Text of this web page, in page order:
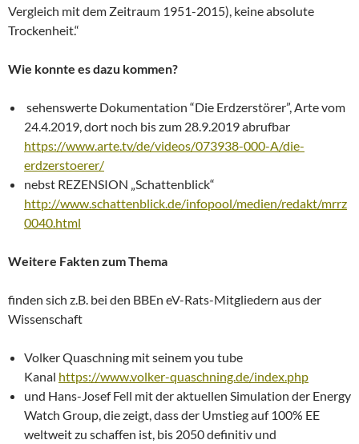
Vergleich mit dem Zeitraum 1951-2015), keine absolute
Trockenheit.“
Wie konnte es dazu kommen?
sehenswerte Dokumentation “Die Erdzerstörer”, Arte vom
24.4.2019, dort noch bis zum 28.9.2019 abrufbar
https://www.arte.tv/de/videos/073938-000-A/die-
erdzerstoerer/
nebst REZENSION „Schattenblick“
http://www.schattenblick.de/infopool/medien/redakt/mrrz
0040.html
Weitere Fakten zum Thema
finden sich z.B. bei den BBEn eV-Rats-Mitgliedern aus der
Wissenschaft
Volker Quaschning mit seinem you tube
Kanal https://www.volker-quaschning.de/index.php
und Hans-Josef Fell mit der aktuellen Simulation der Energy
Watch Group, die zeigt, dass der Umstieg auf 100% EE
weltweit zu schaffen ist, bis 2050 definitiv und